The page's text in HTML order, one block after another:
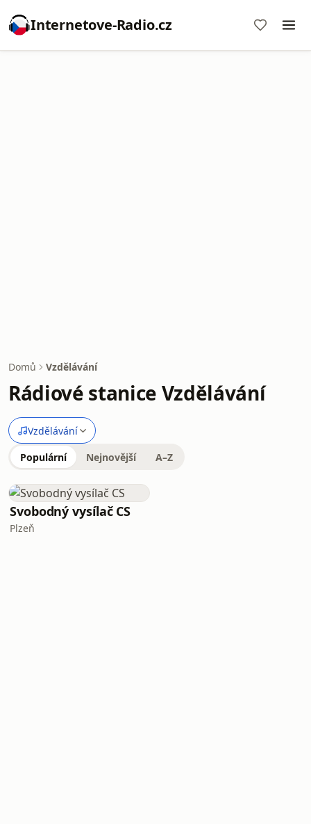
Internetove-Radio.cz
Domů Vzdělávání
Rádiové stanice Vzdělávání
Vzdělávání
Populární Nejnovější A–Z
Svobodný vysílač CS
Plzeň